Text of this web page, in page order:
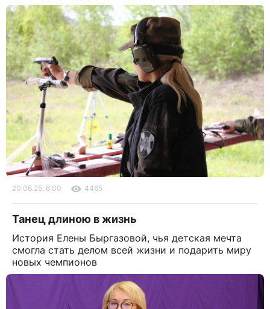
20.06.25, 6:00 4465
Танец длиною в жизнь
История Елены Быргазовой, чья детская мечта
смогла стать делом всей жизни и подарить миру
новых чемпионов